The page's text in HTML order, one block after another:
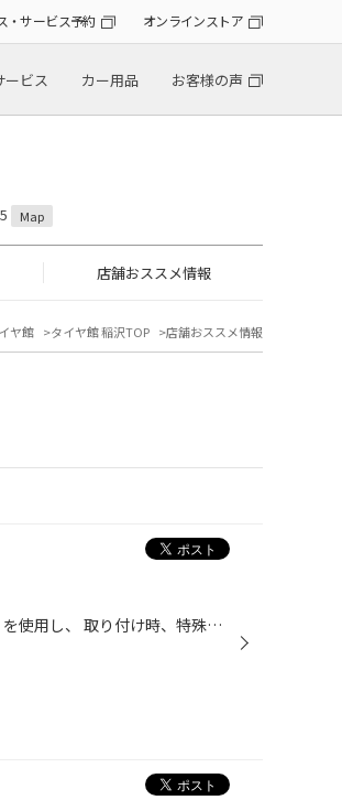
・サービス予約 オンラインストア
ービス カー用品 お客様の声
Map
店舗おススメ情報
ヤ館 タイヤ館 稲沢TOP 店舗おススメ情報
◆当店では、新開発【B-SYSTEM センタリングマシン】を使用し、 取り付け時、特殊振動を与えながらナットを締め付け タイヤを車軸の真ん中へジャストフィットさせるサービスを行っています。 □センターフィットサービスとは、 ホイールにはタイヤを車軸に取り付ける穴がありますが、 この穴は、タイ...